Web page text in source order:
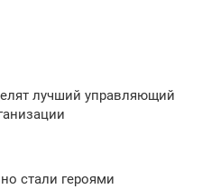
лучший управляющий
стали героями